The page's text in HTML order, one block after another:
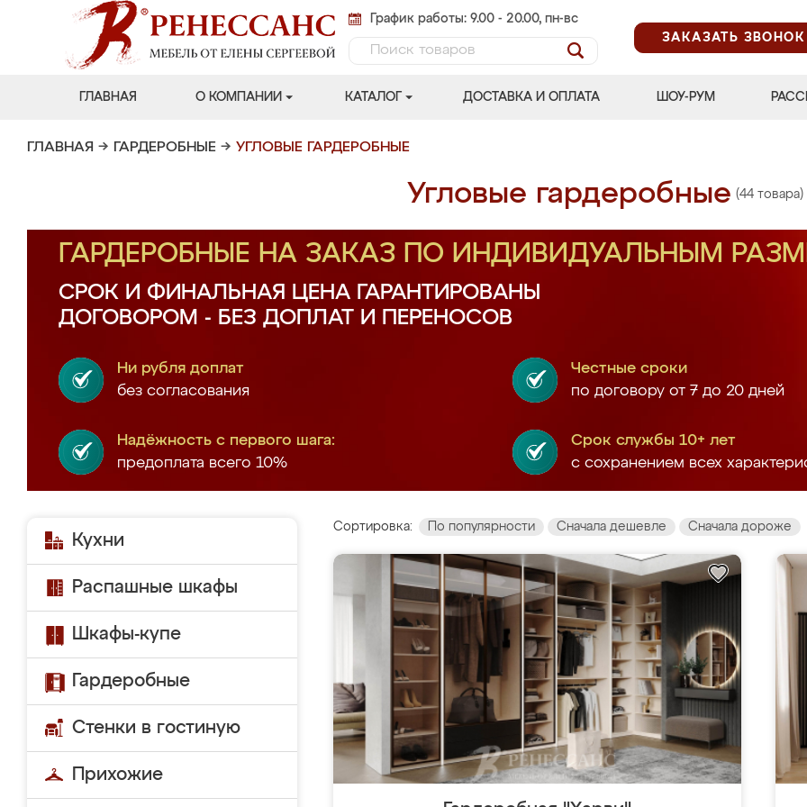
График работы: 9.00 - 20.00, пн-вс
ЗАКАЗАТЬ ЗВОНОК
ГЛАВНАЯ О КОМПАНИИ КАТАЛОГ ДОСТАВКА И ОПЛАТА ШОУ-РУМ
ГЛАВНАЯ → ГАРДЕРОБНЫЕ → УГЛОВЫЕ ГАРДЕРОБНЫЕ
Угловые гардеробные (44 товара)
ГАРДЕРОБНЫЕ НА ЗАКАЗ ПО ИНДИВИДУАЛЬНЫМ
СРОК И ФИНАЛЬНАЯ ЦЕНА ГАРАНТИРОВАНЫ
ДОГОВОРОМ - БЕЗ ДОПЛАТ И ПЕРЕНОСОВ
Ни рубля доплат
без согласования
Честные сроки
по договору от 7 до 20 дней
Надёжность с первого шага:
предоплата всего 10%
Срок службы 10+ лет
с сохранением всех
Кухни
Распашные шкафы
Шкафы-купе
Гардеробные
Стенки в гостиную
Прихожие
Сортировка: По популярности Сначала дешевле Сначала дороже